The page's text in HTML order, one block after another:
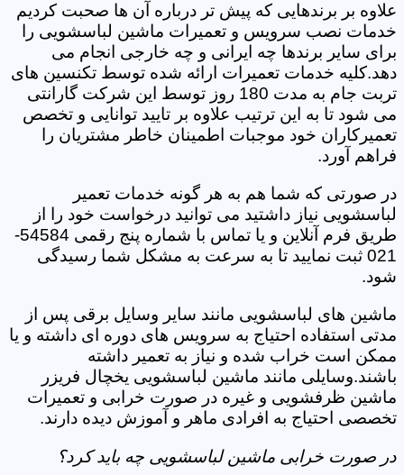
علاوه بر برندهایی که پیش تر درباره آن ها صحبت کردیم
خدمات نصب سرویس و تعمیرات ماشین لباسشویی را
برای سایر برندها چه ایرانی و چه خارجی انجام می
دهد.کلیه خدمات تعمیرات ارائه شده توسط تکنسین های
تربت جام به مدت 180 روز توسط این شرکت گارانتی
می شود تا به این ترتیب علاوه بر تایید توانایی و تخصص
تعمیرکاران خود موجبات اطمینان خاطر مشتریان را
فراهم آورد.
در صورتی که شما هم به هر گونه خدمات تعمیر
لباسشویی نیاز داشتید می توانید درخواست خود را از
طریق فرم آنلاین و یا تماس با شماره پنج رقمی 54584-
021 ثبت نمایید تا به سرعت به مشکل شما رسیدگی
شود.
ماشین های لباسشویی مانند سایر وسایل برقی پس از
مدتی استفاده احتیاج به سرویس های دوره ای داشته و یا
ممکن است خراب شده و نیاز به تعمیر داشته
باشند.وسایلی مانند ماشین لباسشویی یخچال فریزر
ماشین ظرفشویی و غیره در صورت خرابی و تعمیرات
تخصصی احتیاج به افرادی ماهر و آموزش دیده دارند.
در صورت خرابی ماشین لباسشویی چه باید کرد؟